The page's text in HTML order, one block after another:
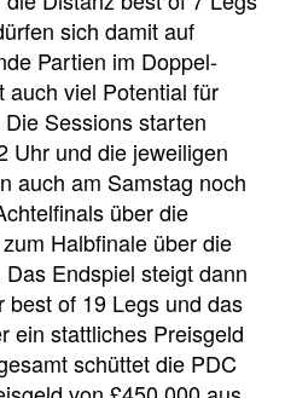
sich damit auf
Partien im Doppel-
auch viel Potential für
Sessions starten
Uhr und die jeweiligen
auch am Samstag noch
über die
Halbfinale über die
Endspiel steigt dann
of 19 Legs und das
ein stattliches Preisgeld
schüttet die PDC